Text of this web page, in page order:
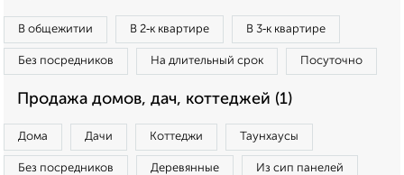
В общежитии В 2‑к квартире В 3‑к квартире
Без посредников На длительный срок Посуточно
Продажа домов, дач, коттеджей (1)
Дома Дачи Коттеджи Таунхаусы
Без посредников Деревянные Из сип панелей